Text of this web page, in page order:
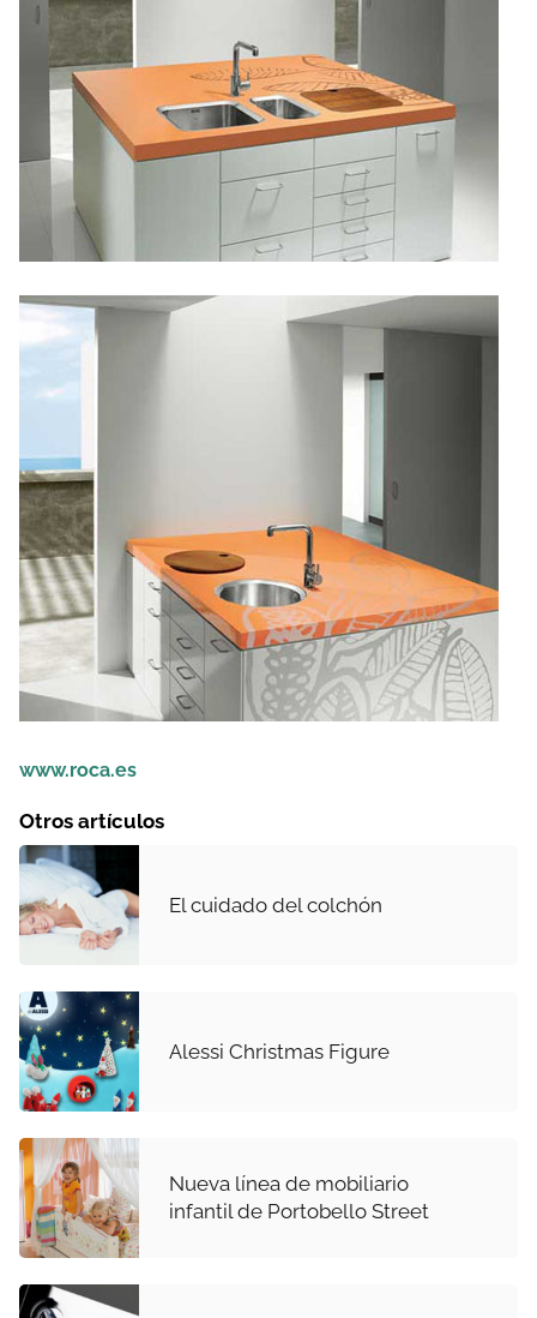
www.roca.es
Otros artículos
El cuidado del colchón
Alessi Christmas Figure
Nueva línea de mobiliario
infantil de Portobello Street